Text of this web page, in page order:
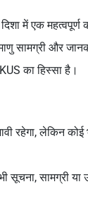
में एक महत्वपूर्ण
सामग्री और
का हिस्सा है।
रहेगा, लेकिन कोई
सूचना, सामग्री